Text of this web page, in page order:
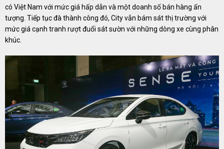
có Việt Nam với mức giá hấp dẫn và một doanh số bán hàng ấn
tượng. Tiếp tục đà thành công đó, City vẫn bám sát thị trường với
mức giá cạnh tranh rượt đuổi sát sườn với những dòng xe cùng phân
khúc.